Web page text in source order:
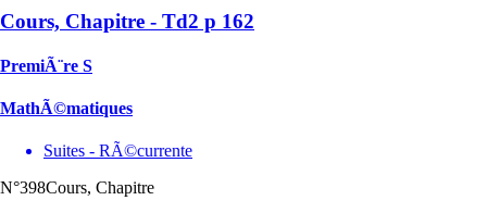
Cours, Chapitre - Td2 p 162
PremiÃ¨re S
MathÃ©matiques
Suites - RÃ©currente
N°398Cours, Chapitre